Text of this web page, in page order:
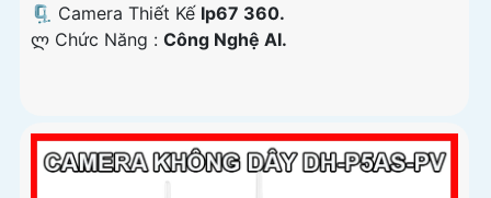
🗜️ Camera Thiết Kế Ip67 360.
️ლ Chức Năng : Công Nghệ AI.